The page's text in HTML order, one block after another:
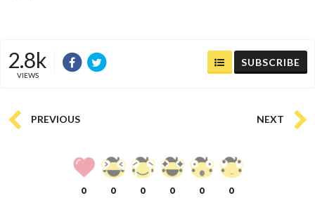
2.8k
VIEWS
SUBSCRIBE
PREVIOUS NEXT
0 0 0 0 0 0